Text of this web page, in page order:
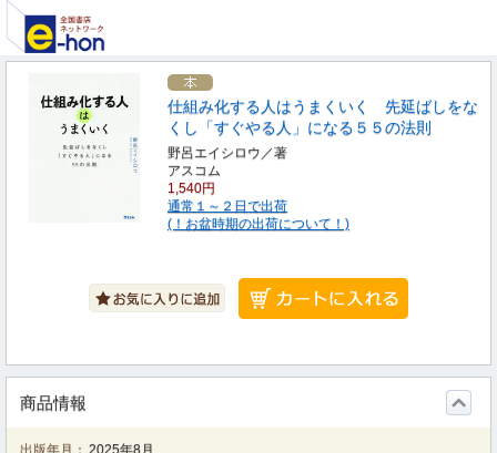
仕組み化する人はうまくいく 先延ばしをな
くし「すぐやる人」になる５５の法則
野呂エイシロウ／著
アスコム
1,540円
通常１～２日で出荷
(！お盆時期の出荷について！)
商品情報
出版年月： 2025年8月